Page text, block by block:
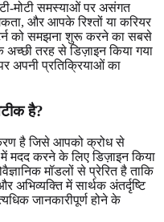
मोटी समस्याओं पर असंगत
और आपके रिश्तों या करियर
को समझना शुरू करने का सबसे
अच्छी तरह से डिज़ाइन किया गया
अपनी प्रतिक्रियाओं का
है?
है जिसे आपको क्रोध से
मदद करने के लिए डिज़ाइन किया
मॉडलों से प्रेरित है ताकि
अभिव्यक्ति में सार्थक अंतर्दृष्टि
जानकारीपूर्ण होने के